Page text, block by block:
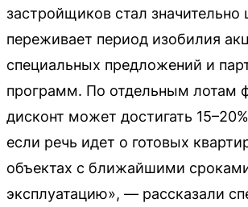
застройщиков стал
переживает период изобилия
специальных предложений и
программ. По отдельным лотам
дисконт может достигать
если речь идет о готовых
объектах с ближайшими
эксплуатацию», — рассказали